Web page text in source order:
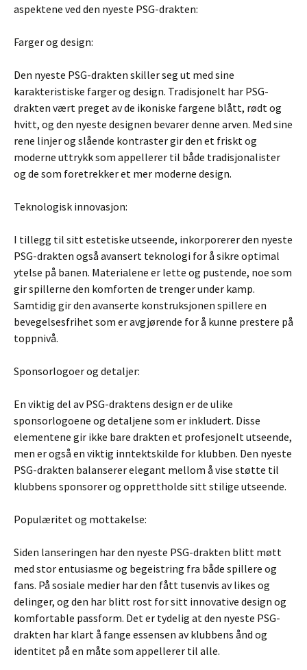
aspektene ved den nyeste PSG-drakten:
Farger og design:
Den nyeste PSG-drakten skiller seg ut med sine
karakteristiske farger og design. Tradisjonelt har PSG-
drakten vært preget av de ikoniske fargene blått, rødt og
hvitt, og den nyeste designen bevarer denne arven. Med sine
rene linjer og slående kontraster gir den et friskt og
moderne uttrykk som appellerer til både tradisjonalister
og de som foretrekker et mer moderne design.
Teknologisk innovasjon:
I tillegg til sitt estetiske utseende, inkorporerer den nyeste
PSG-drakten også avansert teknologi for å sikre optimal
ytelse på banen. Materialene er lette og pustende, noe som
gir spillerne den komforten de trenger under kamp.
Samtidig gir den avanserte konstruksjonen spillere en
bevegelsesfrihet som er avgjørende for å kunne prestere på
toppnivå.
Sponsorlogoer og detaljer:
En viktig del av PSG-draktens design er de ulike
sponsorlogoene og detaljene som er inkludert. Disse
elementene gir ikke bare drakten et profesjonelt utseende,
men er også en viktig inntektskilde for klubben. Den nyeste
PSG-drakten balanserer elegant mellom å vise støtte til
klubbens sponsorer og opprettholde sitt stilige utseende.
Populæritet og mottakelse:
Siden lanseringen har den nyeste PSG-drakten blitt møtt
med stor entusiasme og begeistring fra både spillere og
fans. På sosiale medier har den fått tusenvis av likes og
delinger, og den har blitt rost for sitt innovative design og
komfortable passform. Det er tydelig at den nyeste PSG-
drakten har klart å fange essensen av klubbens ånd og
identitet på en måte som appellerer til alle.